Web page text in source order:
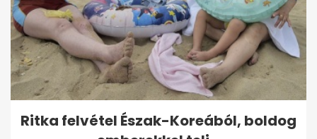
Ritka felvétel Észak-Koreából, boldog